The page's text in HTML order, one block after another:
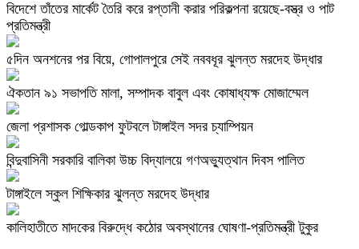
বিদেশে তাঁতের মার্কেট তৈরি করে রপ্তানী করার পরিকল্পনা রয়েছে-বস্ত্র ও পাট
প্রতিমন্ত্রী
৫দিন অনশনের পর বিয়ে, গোপালপুরে সেই নববধূর ঝুলন্ত মরদেহ উদ্ধার
ঐকতান ৯১ সভাপতি মালা, সম্পাদক বাবুল এবং কোষাধ্যক্ষ মোজাম্মেল
জেলা প্রশাসক গোল্ডকাপ ফুটবলে টাঙ্গাইল সদর চ্যাম্পিয়ন
বিন্দুবাসিনী সরকারি বালিকা উচ্চ বিদ্যালয়ে গণঅভ্যুত্থান দিবস পালিত
টাঙ্গাইলে স্কুল শিক্ষিকার ঝুলন্ত মরদেহ উদ্ধার
কালিহাতীতে মাদকের বিরুদ্ধে কঠোর অবস্থানের ঘোষণা-প্রতিমন্ত্রী টুকুর